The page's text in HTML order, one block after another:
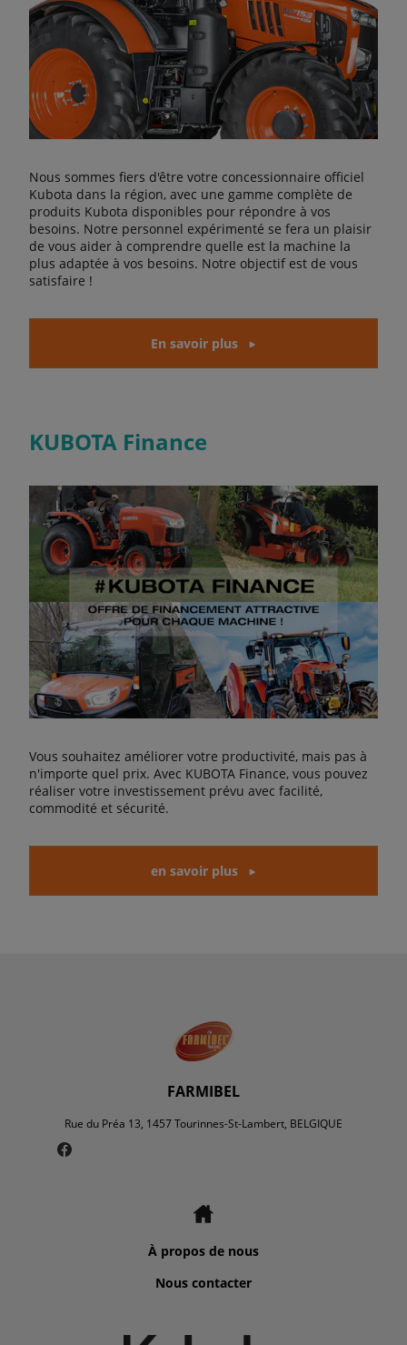
Nous sommes fiers d'être votre concessionnaire officiel
Kubota dans la région, avec une gamme complète de
produits Kubota disponibles pour répondre à vos
besoins. Notre personnel expérimenté se fera un plaisir
de vous aider à comprendre quelle est la machine la
plus adaptée à vos besoins. Notre objectif est de vous
satisfaire !
En savoir plus
KUBOTA Finance
Vous souhaitez améliorer votre productivité, mais pas à
n'importe quel prix. Avec KUBOTA Finance, vous pouvez
réaliser votre investissement prévu avec facilité,
commodité et sécurité.
en savoir plus
FARMIBEL
Rue du Préa 13, 1457 Tourinnes-St-Lambert, BELGIQUE
À propos de nous
Nous contacter